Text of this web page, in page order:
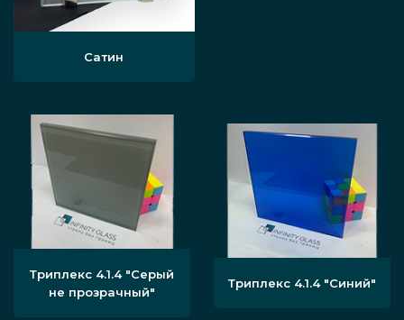
Сатин
Триплекс 4.1.4 "Серый
не прозрачный"
Триплекс 4.1.4 "Синий"